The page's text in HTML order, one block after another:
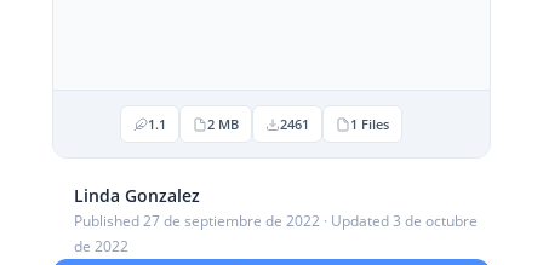
1.1 2 MB 2461 1 Files
Linda Gonzalez
Published 27 de septiembre de 2022 · Updated 3 de octubre
de 2022